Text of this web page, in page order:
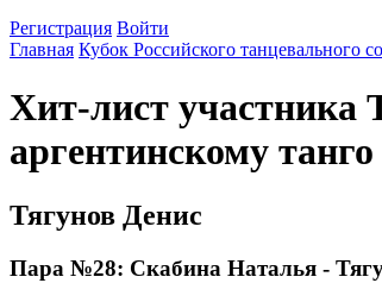
Регистрация Войти
Главная Кубок Российского танцевального
Хит-лист участника
аргентинскому танго
Тягунов Денис
Пара №28: Скабина Наталья -